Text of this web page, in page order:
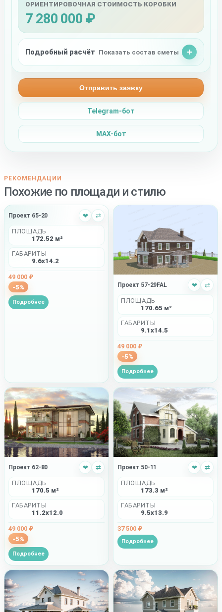
ОРИЕНТИРОВОЧНАЯ СТОИМОСТЬ КОРОБКИ
7 280 000 ₽
Подробный расчёт Показать состав сметы
Отправить заявку
Telegram-бот
MAX-бот
РЕКОМЕНДАЦИИ
Похожие по площади и стилю
Проект 65-20 ❤ ⇄
ПЛОЩАДЬ
172.52 м²
ГАБАРИТЫ
9.6x14.2
49 000 ₽
-5%
Подробнее
Проект 57-29FAL ❤ ⇄
ПЛОЩАДЬ
170.65 м²
ГАБАРИТЫ
9.1x14.5
49 000 ₽
-5%
Подробнее
Проект 62-80 ❤ ⇄
ПЛОЩАДЬ
170.5 м²
ГАБАРИТЫ
11.2x12.0
49 000 ₽
-5%
Подробнее
Проект 50-11 ❤ ⇄
ПЛОЩАДЬ
173.3 м²
ГАБАРИТЫ
9.5x13.9
37 500 ₽
Подробнее